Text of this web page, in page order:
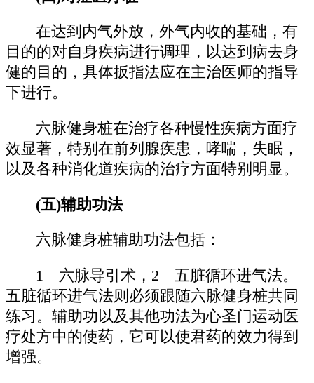
在达到内气外放，外气内收的基础，有
目的的对自身疾病进行调理，以达到病去身
健的目的，具体扳指法应在主治医师的指导
下进行。
六脉健身桩在治疗各种慢性疾病方面疗
效显著，特别在前列腺疾患，哮喘，失眠，
以及各种消化道疾病的治疗方面特别明显。
(五)辅助功法
六脉健身桩辅助功法包括：
1 六脉导引术，2 五脏循环进气法。
五脏循环进气法则必须跟随六脉健身桩共同
练习。辅助功以及其他功法为心圣门运动医
疗处方中的使药，它可以使君药的效力得到
增强。